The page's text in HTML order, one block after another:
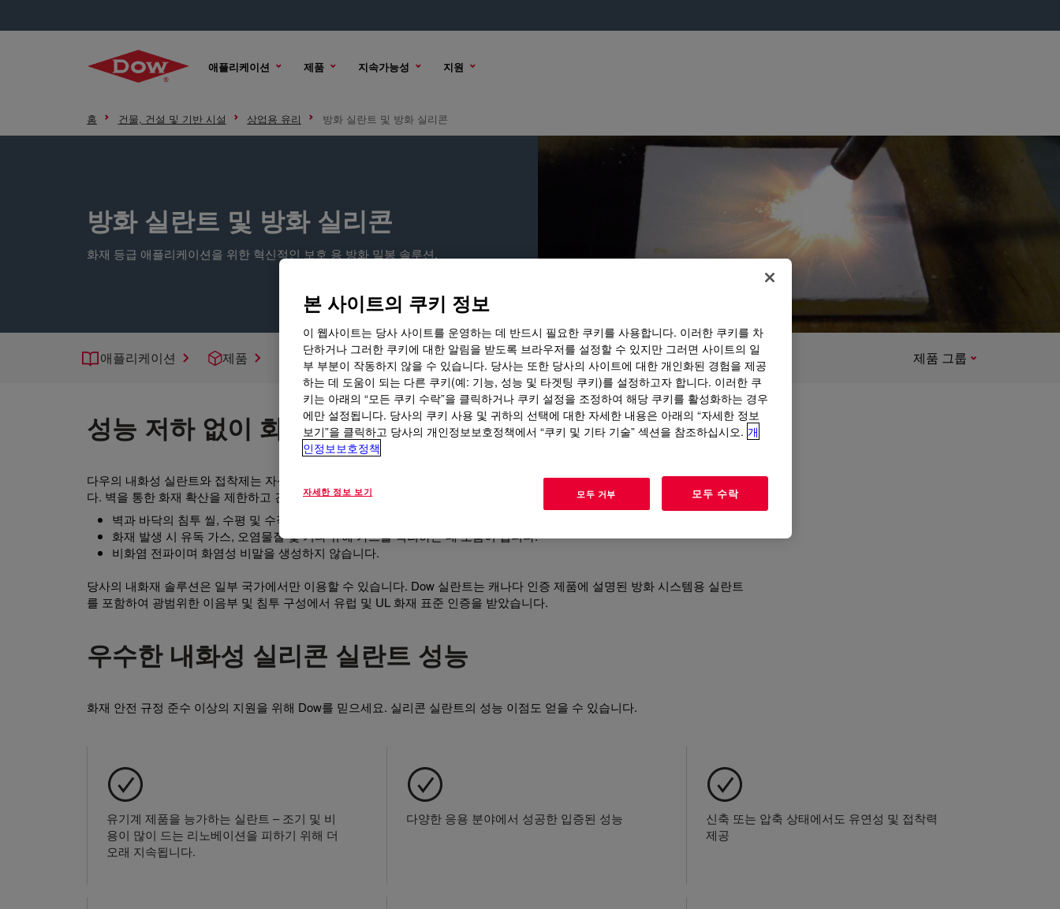
애플리케이션 제품 지속가능성 지원
홈 건물, 건설 및 기반 시설 상업용 유리 방화 실란트 및 방화 실리콘
방화 실란트 및 방화 실리콘
화재 등급 애플리케이션을 위한 혁신적인 보호 용 방화 밀봉 솔루션.
애플리케이션 제품 지원 제품 그룹
성능 저하 없이 화재 규정 충족
다우의 내화성 실란트와 접착제는 자신있게 설계할 수 있도록 도와주어 건물과 건물 거주자에 대한 위험을 최소화할 수 있습니
다. 벽을 통한 화재 확산을 제한하고 건물 법규 및 규정을 충족하도록 설계된 소방 등급 실란트:
벽과 바닥의 침투 씰, 수평 및 수직 선형 조인트뿐만 아니라 벽과 바닥 사이의 연결에 사용할 수 있습니다.
화재 발생 시 유독 가스, 오염물질 및 기타 유해 가스를 격리하는 데 도움이 됩니다.
비화염 전파이며 화염성 비말을 생성하지 않습니다.
당사의 내화재 솔루션은 일부 국가에서만 이용할 수 있습니다. Dow 실란트는 캐나다 인증 제품에 설명된 방화 시스템용 실란트
를 포함하여 광범위한 이음부 및 침투 구성에서 유럽 및 UL 화재 표준 인증을 받았습니다.
우수한 내화성 실리콘 실란트 성능
화재 안전 규정 준수 이상의 지원을 위해 Dow를 믿으세요. 실리콘 실란트의 성능 이점도 얻을 수 있습니다.
유기계 제품을 능가하는 실란트 – 조기 및 비
용이 많이 드는 리노베이션을 피하기 위해 더
오래 지속됩니다.
다양한 응용 분야에서 성공한 입증된 성능
신축 또는 압축 상태에서도 유연성 및 접착력
제공
본 사이트의 쿠키 정보
이 웹사이트는 당사 사이트를 운영하는 데 반드시 필요한 쿠키를 사용합니다. 이러한 쿠키를 차
단하거나 그러한 쿠키에 대한 알림을 받도록 브라우저를 설정할 수 있지만 그러면 사이트의 일
부 부분이 작동하지 않을 수 있습니다. 당사는 또한 당사의 사이트에 대한 개인화된 경험을 제공
하는 데 도움이 되는 다른 쿠키(예: 기능, 성능 및 타겟팅 쿠키)를 설정하고자 합니다. 이러한 쿠
키는 아래의 “모든 쿠키 수락”을 클릭하거나 쿠키 설정을 조정하여 해당 쿠키를 활성화하는 경우
에만 설정됩니다. 당사의 쿠키 사용 및 귀하의 선택에 대한 자세한 내용은 아래의 “자세한 정보
보기”을 클릭하고 당사의 개인정보보호정책에서 “쿠키 및 기타 기술” 섹션을 참조하십시오. 개
인정보보호정책
자세한 정보 보기 모두 거부 모두 수락